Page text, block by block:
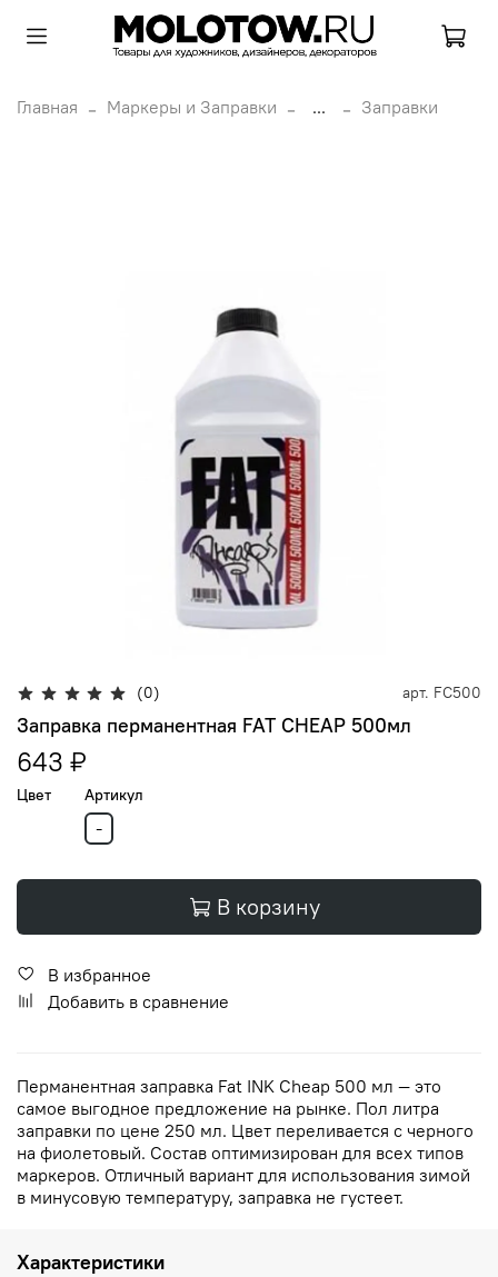
Главная Маркеры и Заправки ... Заправки
(0) арт. FC500
Заправка перманентная FAT CHEAP 500мл
643 ₽
Цвет Артикул
-
В корзину
В избранное
Добавить в сравнение
Перманентная заправка Fat INK Cheap 500 мл — это
самое выгодное предложение на рынке. Пол литра
заправки по цене 250 мл. Цвет переливается с черного
на фиолетовый. Состав оптимизирован для всех типов
маркеров. Отличный вариант для использования зимой
в минусовую температуру, заправка не густеет.
Характеристики